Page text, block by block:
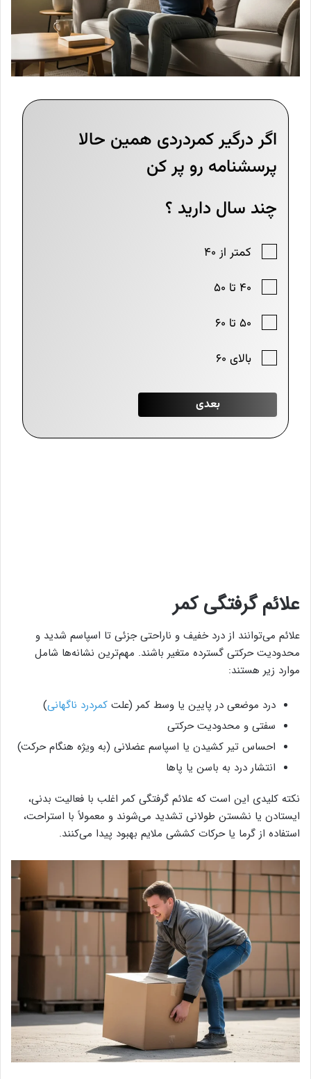
علائم گرفتگی کمر
علائم می‌توانند از درد خفیف و ناراحتی جزئی تا اسپاسم شدید و
محدودیت حرکتی گسترده متغیر باشند. مهم‌ترین نشانه‌ها شامل
موارد زیر هستند:
درد موضعی در پایین یا وسط کمر (علت کمردرد ناگهانی)
سفتی و محدودیت حرکتی
احساس تیر کشیدن یا اسپاسم عضلانی (به ویژه هنگام حرکت)
انتشار درد به باسن یا پاها
نکته کلیدی این است که علائم گرفتگی کمر اغلب با فعالیت بدنی،
ایستادن یا نشستن طولانی تشدید می‌شوند و معمولاً با استراحت،
استفاده از گرما یا حرکات کششی ملایم بهبود پیدا می‌کنند.